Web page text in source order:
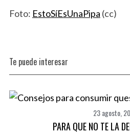
Foto: EstoSíEsUnaPipa (cc)
Te puede interesar
23 agosto,
PARA QUE NO TE LA
c
h
: